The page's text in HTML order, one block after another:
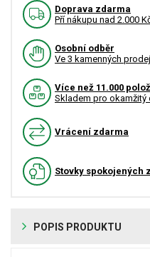
Doprava zdarma
Pří nákupu nad 2.000
Osobní odběr
Ve 3 kamenných
Více než 11.000
Skladem pro okamžitý
Vrácení zdarma
Stovky spokojených
POPIS PRODUKTU